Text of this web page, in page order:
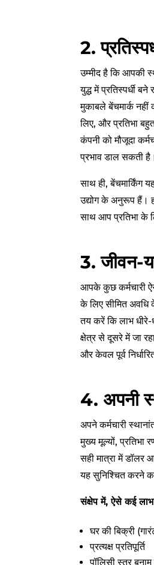
2.
उम्मीद है कि आपकी
युद्ध में प्रतिस्पर्धी
मुकाबले बेंचमार्क
लिए, और प्रतिभा
कंपनी को मौजूदा
प्रभाव डाल सकती है।
साथ ही, बेंचमार्किंग
उद्योग के अनुरूप हैं।
साथ आप प्रतिभा के
3. जीवन-
आपके कुछ कर्मचारी
के लिए सीमित अवधि
तय करें कि लाभ धीरे-
क्षेत्र से दूसरे में जा
और केवल पूर्व
4. अपनी
अपने कर्मचारी
मुख्य मूल्यों, प्रतिभा
सही मात्रा में डॉलर
यह सुनिश्चित करने
संक्षेप में, ऐसे कई लाभ
घर की बिक्री
प्रत्यक्ष प्रतिपूर्ति
पॉलिसी स्तर